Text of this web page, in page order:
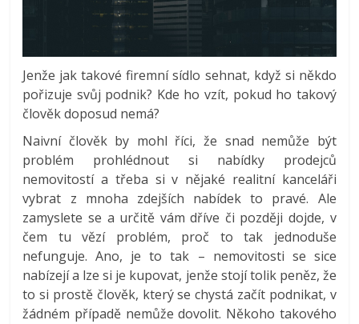
Jenže jak takové firemní sídlo sehnat, když si někdo
pořizuje svůj podnik? Kde ho vzít, pokud ho takový
člověk doposud nemá?
Naivní člověk by mohl říci, že snad nemůže být
problém prohlédnout si nabídky prodejců
nemovitostí a třeba si v nějaké realitní kanceláři
vybrat z mnoha zdejších nabídek to pravé. Ale
zamyslete se a určitě vám dříve či později dojde, v
čem tu vězí problém, proč to tak jednoduše
nefunguje. Ano, je to tak – nemovitosti se sice
nabízejí a lze si je kupovat, jenže stojí tolik peněz, že
to si prostě člověk, který se chystá začít podnikat, v
žádném případě nemůže dovolit. Někoho takového